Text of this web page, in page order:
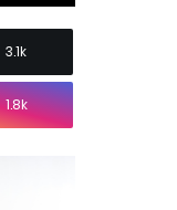
3.1k
1.8k